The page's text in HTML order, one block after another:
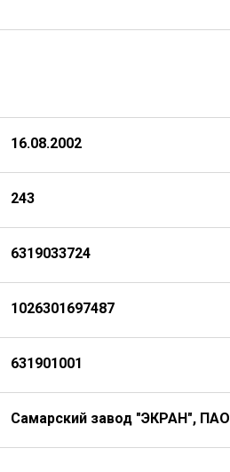
16.08.2002
243
6319033724
1026301697487
631901001
Самарский завод "ЭКРАН", ПАО